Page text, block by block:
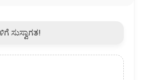
ಸುಸ್ವಾಗತ!